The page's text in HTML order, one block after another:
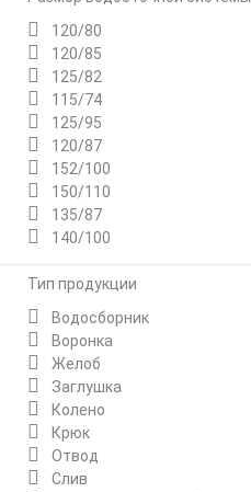
120/80
120/85
125/82
115/74
125/95
120/87
152/100
150/110
135/87
140/100
Тип продукции
Водосборник
Воронка
Желоб
Заглушка
Колено
Крюк
Отвод
Слив